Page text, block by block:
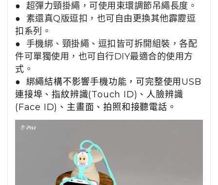
● 超彈力頸掛繩，可使用束環調節吊繩長度。
●
素還真Q版逗扣 ，也可自由更換其他霹靂逗
扣系列。
● 手機綁、頸掛繩、逗扣皆可拆開組裝，各配
件可單獨使用，也可自行DIY最適合的使用方
式。
● 綁繩結構不影響手機功能，可完整使用USB
連接埠、指紋辨識(Touch ID)、人臉辨識
(Face ID)、主畫面、拍照和接聽電話。